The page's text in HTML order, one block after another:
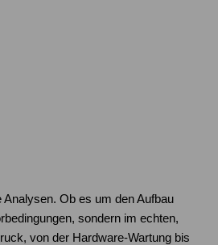
Ob es um den Aufbau
sondern im echten,
von der Hardware-Wartung bis